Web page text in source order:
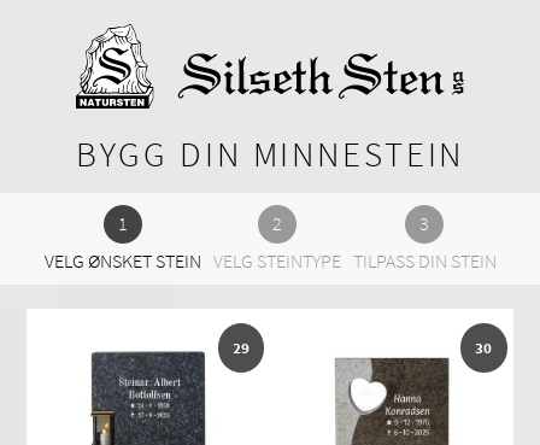
BYGG DIN MINNESTEIN
VELG ØNSKET STEIN VELG STEINTYPE TILPASS DIN STEIN
29 30